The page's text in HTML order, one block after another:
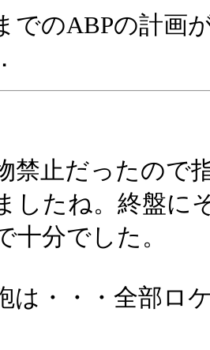
でのABPの計画
禁止だったので
したね。終盤に
十分でした。
は・・・全部ロ